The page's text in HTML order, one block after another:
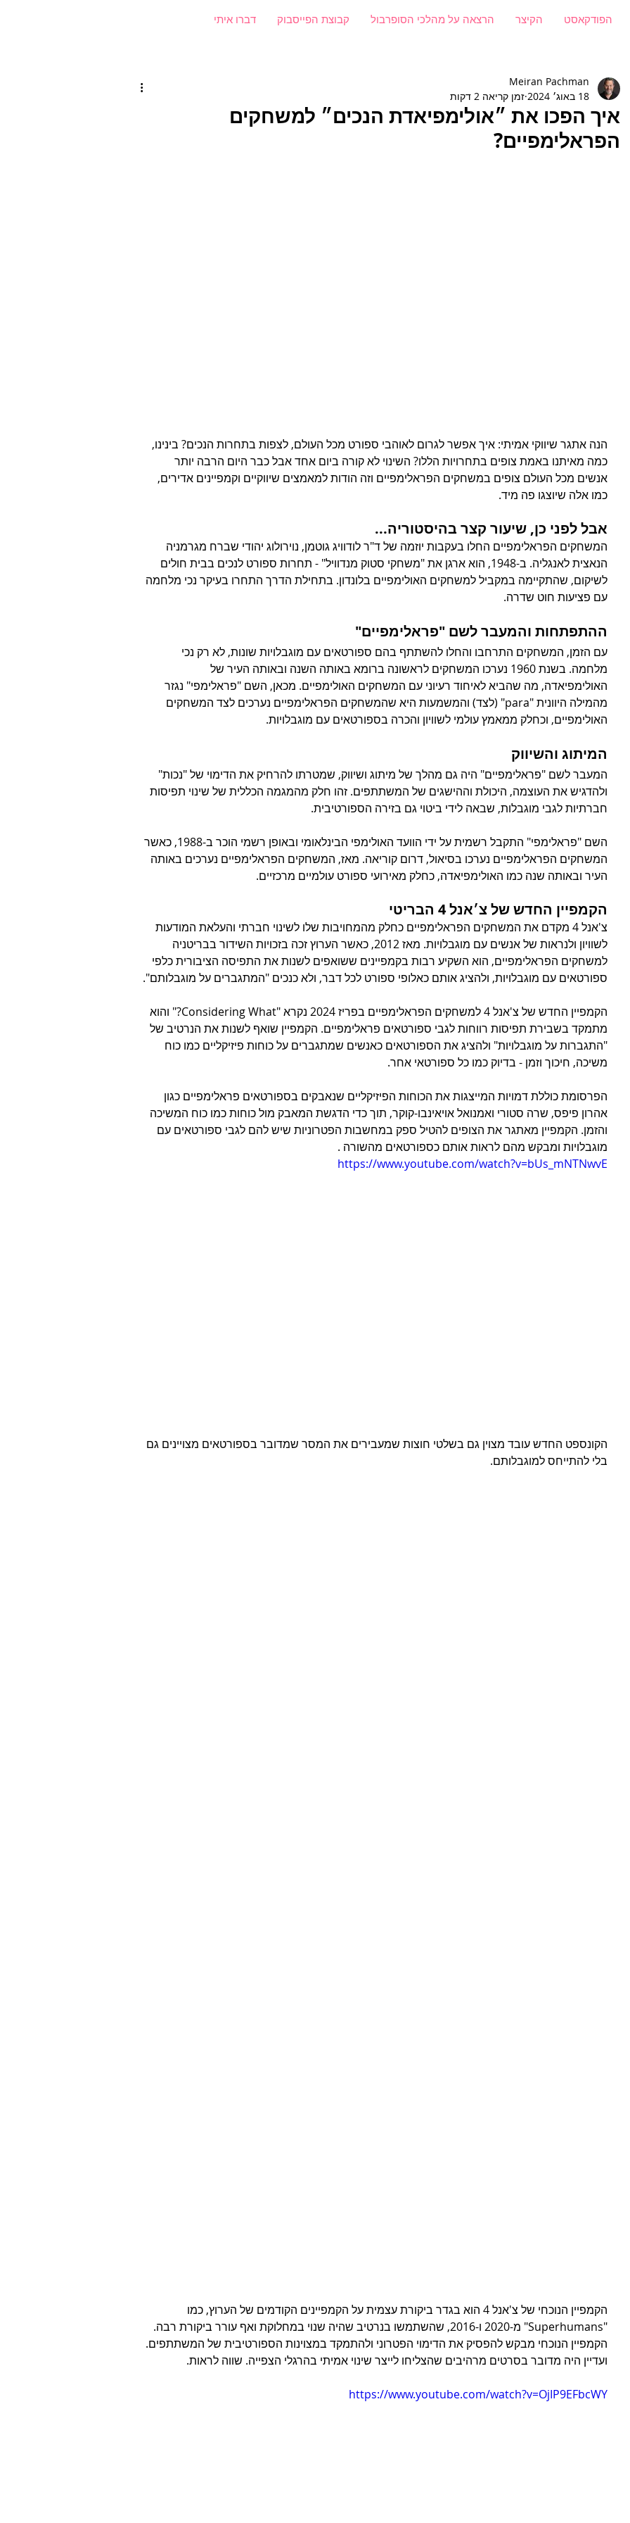
דברו איתי קבוצת הפייסבוק הרצאה על מהלכי הסופרבול הקיצר הפודקאסט
איך הפכו את ״אולימפיאדת הנכים״ למשחקים
הפראלימפיים?
Meiran Pachman
18 באוג׳ 2024
זמן קריאה 2 דקות
הנה אתגר שיווקי אמיתי: איך אפשר לגרום לאוהבי ספורט מכל העולם, לצפות בתחרות הנכים? בינינו,
כמה מאיתנו באמת צופים בתחרויות הללו? השינוי לא קורה ביום אחד אבל כבר היום הרבה יותר
אנשים מכל העולם צופים במשחקים הפראלימפיים וזה הודות למאמצים שיווקיים וקמפיינים אדירים,
כמו אלה שיוצגו פה מיד.
אבל לפני כן, שיעור קצר בהיסטוריה...
המשחקים הפראלימפיים החלו בעקבות יוזמה של ד"ר לודוויג גוטמן, נוירולוג יהודי שברח מגרמניה
הנאצית לאנגליה. ב-1948, הוא ארגן את "משחקי סטוק מנדוויל" - תחרות ספורט לנכים בבית חולים
לשיקום, שהתקיימה במקביל למשחקים האולימפיים בלונדון. בתחילת הדרך התחרו בעיקר נכי מלחמה
עם פציעות חוט שדרה.
ההתפתחות והמעבר לשם "פראלימפיים"
עם הזמן, המשחקים התרחבו והחלו להשתתף בהם ספורטאים עם מוגבלויות שונות, לא רק נכי
מלחמה. בשנת 1960 נערכו המשחקים לראשונה ברומא באותה השנה ובאותה העיר של
האולימפיאדה, מה שהביא לאיחוד רעיוני עם המשחקים האולימפיים. מכאן, השם "פראלימפי" נגזר
מהמילה היוונית "para" (לצד) והמשמעות היא שהמשחקים הפראלימפיים נערכים לצד המשחקים
האולימפיים, וכחלק ממאמץ עולמי לשוויון והכרה בספורטאים עם מוגבלויות.
המיתוג והשיווק
המעבר לשם "פראלימפיים" היה גם מהלך של מיתוג ושיווק, שמטרתו להרחיק את הדימוי של "נכות"
ולהדגיש את העוצמה, היכולת וההישגים של המשתתפים. זהו חלק מהמגמה הכללית של שינוי תפיסות
חברתיות לגבי מוגבלות, שבאה לידי ביטוי גם בזירה הספורטיבית.
השם "פראלימפי" התקבל רשמית על ידי הוועד האולימפי הבינלאומי ובאופן רשמי הוכר ב-1988, כאשר
המשחקים הפראלימפיים נערכו בסיאול, דרום קוריאה. מאז, המשחקים הפראלימפיים נערכים באותה
העיר ובאותה שנה כמו האולימפיאדה, כחלק מאירועי ספורט עולמיים מרכזיים.
הקמפיין החדש של צ׳אנל 4 הבריטי
צ'אנל 4 מקדם את המשחקים הפראלימפיים כחלק מהמחויבות שלו לשינוי חברתי והעלאת המודעות
לשוויון ולנראות של אנשים עם מוגבלויות. מאז 2012, כאשר הערוץ זכה בזכויות השידור בבריטניה
למשחקים הפראלימפיים, הוא השקיע רבות בקמפיינים ששואפים לשנות את התפיסה הציבורית כלפי
ספורטאים עם מוגבלויות, ולהציג אותם כאלופי ספורט לכל דבר, ולא כנכים "המתגברים על מוגבלותם".
הקמפיין החדש של צ'אנל 4 למשחקים הפראלימפיים בפריז 2024 נקרא "Considering What?" והוא
מתמקד בשבירת תפיסות רווחות לגבי ספורטאים פראלימפיים. הקמפיין שואף לשנות את הנרטיב של
"התגברות על מוגבלויות" ולהציג את הספורטאים כאנשים שמתגברים על כוחות פיזיקליים כמו כוח
משיכה, חיכוך וזמן - בדיוק כמו כל ספורטאי אחר.
הפרסומת כוללת דמויות המייצגות את הכוחות הפיזיקליים שנאבקים בספורטאים פראלימפיים כגון
אהרון פיפס, שרה סטורי ואמנואל אויאינבו-קוקר, תוך כדי הדגשת המאבק מול כוחות כמו כוח המשיכה
והזמן. הקמפיין מאתגר את הצופים להטיל ספק במחשבות הפטרוניות שיש להם לגבי ספורטאים עם
מוגבלויות ומבקש מהם לראות אותם כספורטאים מהשורה .
https://www.youtube.com/watch?v=bUs_mNTNwvE
הקונספט החדש עובד מצוין גם בשלטי חוצות שמעבירים את המסר שמדובר בספורטאים מצויינים גם
בלי להתייחס למוגבלותם.
הקמפיין הנוכחי של צ'אנל 4 הוא בגדר ביקורת עצמית על הקמפיינים הקודמים של הערוץ, כמו
"Superhumans" מ-2020 ו-2016, שהשתמשו בנרטיב שהיה שנוי במחלוקת ואף עורר ביקורת רבה.
הקמפיין הנוכחי מבקש להפסיק את הדימוי הפטרוני ולהתמקד במצוינות הספורטיבית של המשתתפים.
ועדיין היה מדובר בסרטים מרהיבים שהצליחו לייצר שינוי אמיתי בהרגלי הצפייה. שווה לראות.
https://www.youtube.com/watch?v=OjIP9EFbcWY